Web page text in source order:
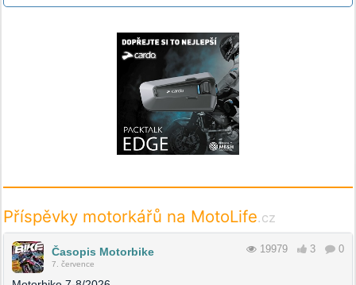
Příspěvky motorkářů na MotoLife.cz
Časopis Motorbike
7. července
19979 3 0